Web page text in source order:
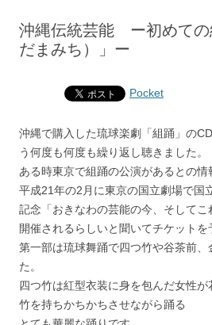
沖縄伝統芸能 ー初めての
だまみち）」ー
Pocket
沖縄で購入した琉球楽劇「組踊」の
う何度も何度も繰り返し聴きました。
ある時東京で組踊の公演があるとの情
平成21年の2月に東京の国立劇場で国
記念「おきなわの芸能の今、そしてこ
開催されるらしいと聞いてチケットを
第一部は琉球舞踊で四つ竹や谷茶前、
た。
四つ竹は紅型衣装に身を包んだ女性
竹を持ちかちかちさせながら踊る